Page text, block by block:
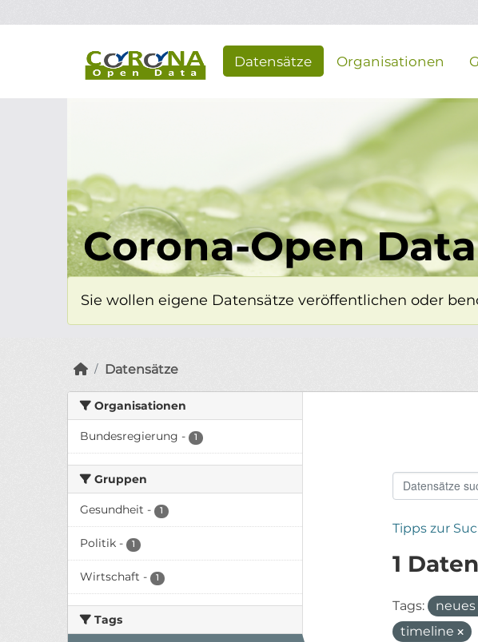
Datensätze Organisationen
Corona-Open Data
Sie wollen eigene Datensätze veröffentlichen oder
Datensätze
Organisationen
Bundesregierung - 1
Gruppen
Gesundheit - 1
Politik - 1
Wirtschaft - 1
Tags
Tipps zur
1
Tags: neues
timeline